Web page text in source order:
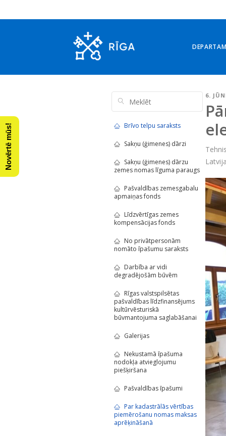
6.
Brīvo telpu saraksts
Sakņu (ģimenes) dārzi
Sakņu (ģimenes) dārzu
zemes nomas līguma paraugs
Pašvaldības zemesgabalu
apmaiņas fonds
Līdzvērtīgas zemes
kompensācijas fonds
No privātpersonām
nomāto īpašumu saraksts
Darbība ar vidi
degradējošām būvēm
Rīgas valstspilsētas
pašvaldības līdzfinansējums
kultūrvēsturiskā
būvmantojuma saglabāšanai
Galerijas
Nekustamā īpašuma
nodokļa atvieglojumu
piešķiršana
Pašvaldības īpašumi
Par kadastrālās vērtības
piemērošanu nomas maksas
aprēķināšanā
Novērtē mūs!